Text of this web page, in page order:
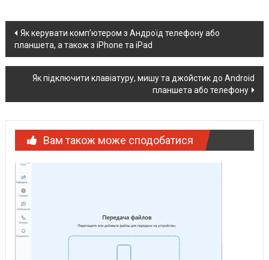
Post
navigation
Як керувати комп’ютером з Андроїд телефону або
планшета, а також з iPhone та iPad
Як підключити клавіатуру, мишу та джойстик до Android
планшета або телефону
Вам також може сподобатися